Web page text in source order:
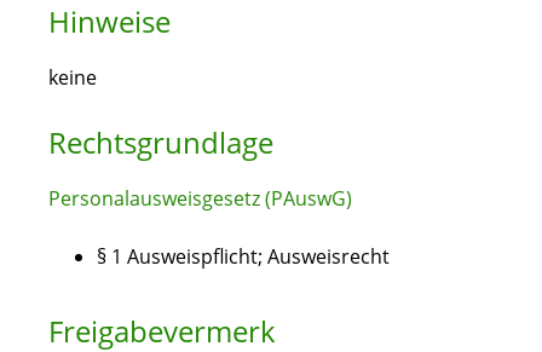
Hinweise
keine
Rechtsgrundlage
Personalausweisgesetz (PAuswG)
§ 1 Ausweispflicht; Ausweisrecht
Freigabevermerk